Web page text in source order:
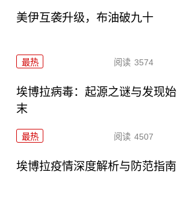
美伊互袭升级，布油破九十
最热 阅读 3574
埃博拉病毒：起源之谜与发现始
末
最热 阅读 4507
埃博拉疫情深度解析与防范指南